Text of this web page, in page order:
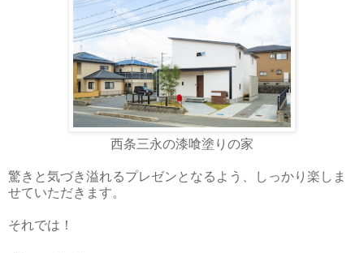
西条三永の漆喰塗りの家
驚きと気づき溢れるプレゼンとなるよう、しっかり楽しま
せていただきます。
それでは！